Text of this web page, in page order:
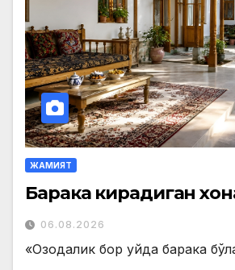
ЖАМИЯТ
Барака кирадиган
06.08.2026
«Озодалик бор уйда барака